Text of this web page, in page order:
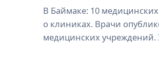
В Баймаке: 10
о клиниках. Врачи
медицинских учреждений.